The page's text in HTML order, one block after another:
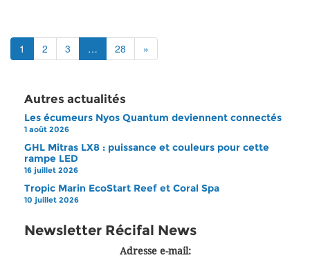
1 2 3 … 28 »
Autres actualités
Les écumeurs Nyos Quantum deviennent connectés
1 août 2026
GHL Mitras LX8 : puissance et couleurs pour cette
rampe LED
16 juillet 2026
Tropic Marin EcoStart Reef et Coral Spa
10 juillet 2026
Newsletter Récifal News
Adresse e-mail: